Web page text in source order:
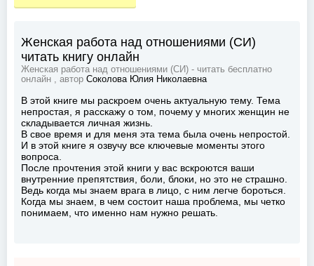
Женская работа над отношениями (СИ)
читать книгу онлайн
Женская работа над отношениями (СИ) - читать бесплатно
онлайн , автор Соколова Юлия Николаевна
В этой книге мы раскроем очень актуальную тему. Тема
непростая, я расскажу о том, почему у многих женщин не
складывается личная жизнь.
В свое время и для меня эта тема была очень непростой.
И в этой книге я озвучу все ключевые моменты этого
вопроса.
После прочтения этой книги у вас вскроются ваши
внутренние препятствия, боли, блоки, но это не страшно.
Ведь когда мы знаем врага в лицо, с ним легче бороться.
Когда мы знаем, в чем состоит наша проблема, мы четко
понимаем, что именно нам нужно решать.